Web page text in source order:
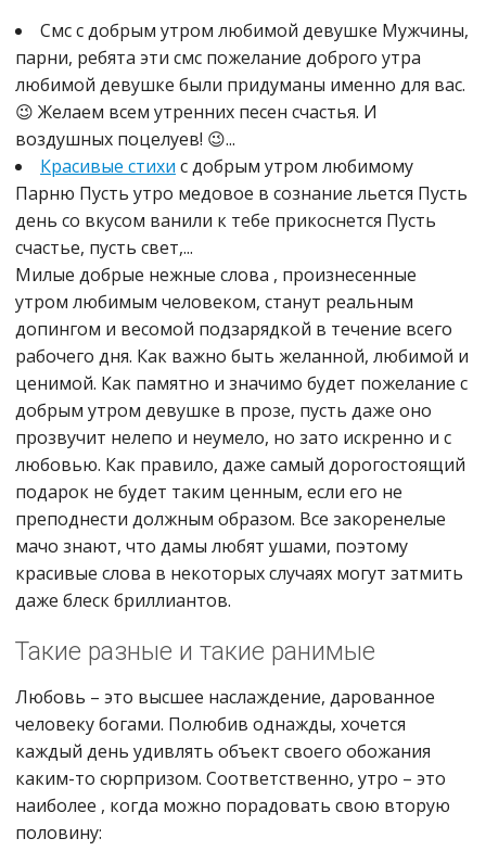
Cмс с добрым утром любимой девушке Мужчины,
парни, ребята эти смс пожелание доброго утра
любимой девушке были придуманы именно для вас.
😉 Желаем всем утренних песен счастья. И
воздушных поцелуев! 😉...
Красивые стихи с добрым утром любимому
Парню Пусть утро медовое в сознание льется Пусть
день со вкусом ванили к тебе прикоснется Пусть
счастье, пусть свет,...
Милые добрые нежные слова , произнесенные
утром любимым человеком, станут реальным
допингом и весомой подзарядкой в течение всего
рабочего дня. Как важно быть желанной, любимой и
ценимой. Как памятно и значимо будет пожелание с
добрым утром девушке в прозе, пусть даже оно
прозвучит нелепо и неумело, но зато искренно и с
любовью. Как правило, даже самый дорогостоящий
подарок не будет таким ценным, если его не
преподнести должным образом. Все закоренелые
мачо знают, что дамы любят ушами, поэтому
красивые слова в некоторых случаях могут затмить
даже блеск бриллиантов.
Такие разные и такие ранимые
Любовь – это высшее наслаждение, дарованное
человеку богами. Полюбив однажды, хочется
каждый день удивлять объект своего обожания
каким-то сюрпризом. Соответственно, утро – это
наиболее , когда можно порадовать свою вторую
половину: